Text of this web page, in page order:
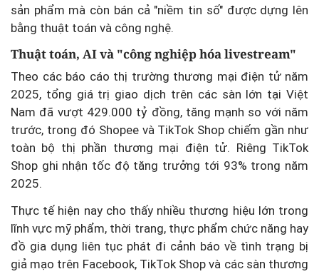
sản phẩm mà còn bán cả "niềm tin số" được dựng lên
bằng thuật toán và công nghệ.
Thuật toán, AI và "công nghiệp hóa livestream"
Theo các báo cáo thị trường thương mại điện tử năm
2025, tổng giá trị giao dịch trên các sàn lớn tại Việt
Nam đã vượt 429.000 tỷ đồng, tăng mạnh so với năm
trước, trong đó Shopee và TikTok Shop chiếm gần như
toàn bộ thị phần thương mại điện tử. Riêng TikTok
Shop ghi nhận tốc độ tăng trưởng tới 93% trong năm
2025.
Thực tế hiện nay cho thấy nhiều thương hiệu lớn trong
lĩnh vực mỹ phẩm, thời trang, thực phẩm chức năng hay
đồ gia dụng liên tục phát đi cảnh báo về tình trạng bị
giả mạo trên Facebook, TikTok Shop và các sàn thương